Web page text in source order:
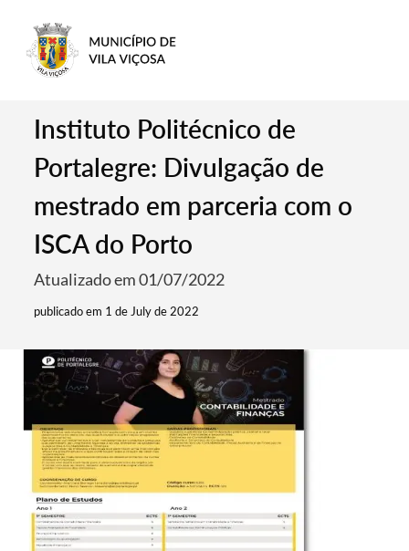
Instituto Politécnico de
Portalegre: Divulgação de
mestrado em parceria com o
ISCA do Porto
Atualizado em 01/07/2022
publicado em 1 de July de 2022